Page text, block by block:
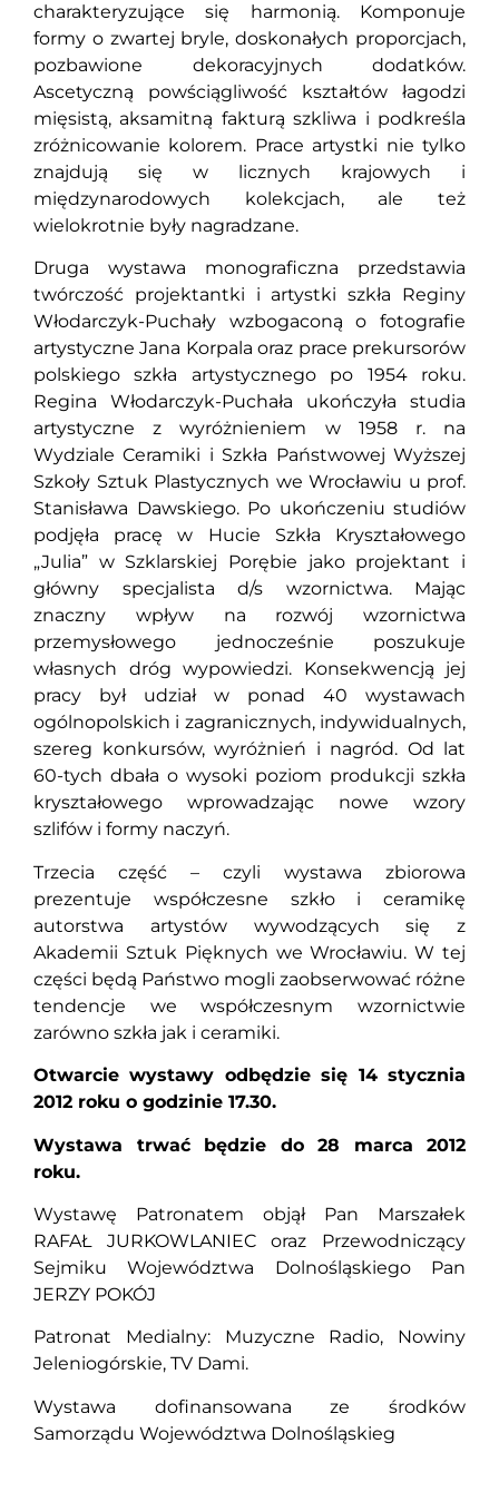
charakteryzujące się harmonią. Komponuje
formy o zwartej bryle, doskonałych proporcjach,
pozbawione dekoracyjnych dodatków.
Ascetyczną powściągliwość kształtów łagodzi
mięsistą, aksamitną fakturą szkliwa i podkreśla
zróżnicowanie kolorem. Prace artystki nie tylko
znajdują się w licznych krajowych i
międzynarodowych kolekcjach, ale też
wielokrotnie były nagradzane.
Druga wystawa monograficzna przedstawia
twórczość projektantki i artystki szkła Reginy
Włodarczyk-Puchały wzbogaconą o fotografie
artystyczne Jana Korpala oraz prace prekursorów
polskiego szkła artystycznego po 1954 roku.
Regina Włodarczyk-Puchała ukończyła studia
artystyczne z wyróżnieniem w 1958 r. na
Wydziale Ceramiki i Szkła Państwowej Wyższej
Szkoły Sztuk Plastycznych we Wrocławiu u prof.
Stanisława Dawskiego. Po ukończeniu studiów
podjęła pracę w Hucie Szkła Kryształowego
„Julia” w Szklarskiej Porębie jako projektant i
główny specjalista d/s wzornictwa. Mając
znaczny wpływ na rozwój wzornictwa
przemysłowego jednocześnie poszukuje
własnych dróg wypowiedzi. Konsekwencją jej
pracy był udział w ponad 40 wystawach
ogólnopolskich i zagranicznych, indywidualnych,
szereg konkursów, wyróżnień i nagród. Od lat
60-tych dbała o wysoki poziom produkcji szkła
kryształowego wprowadzając nowe wzory
szlifów i formy naczyń.
Trzecia część – czyli wystawa zbiorowa
prezentuje współczesne szkło i ceramikę
autorstwa artystów wywodzących się z
Akademii Sztuk Pięknych we Wrocławiu. W tej
części będą Państwo mogli zaobserwować różne
tendencje we współczesnym wzornictwie
zarówno szkła jak i ceramiki.
Otwarcie wystawy odbędzie się 14 stycznia
2012 roku o godzinie 17.30.
Wystawa trwać będzie do 28 marca 2012
roku.
Wystawę Patronatem objął Pan Marszałek
RAFAŁ JURKOWLANIEC oraz Przewodniczący
Sejmiku Województwa Dolnośląskiego Pan
JERZY POKÓJ
Patronat Medialny: Muzyczne Radio, Nowiny
Jeleniogórskie, TV Dami.
Wystawa dofinansowana ze środków
Samorządu Województwa Dolnośląskieg